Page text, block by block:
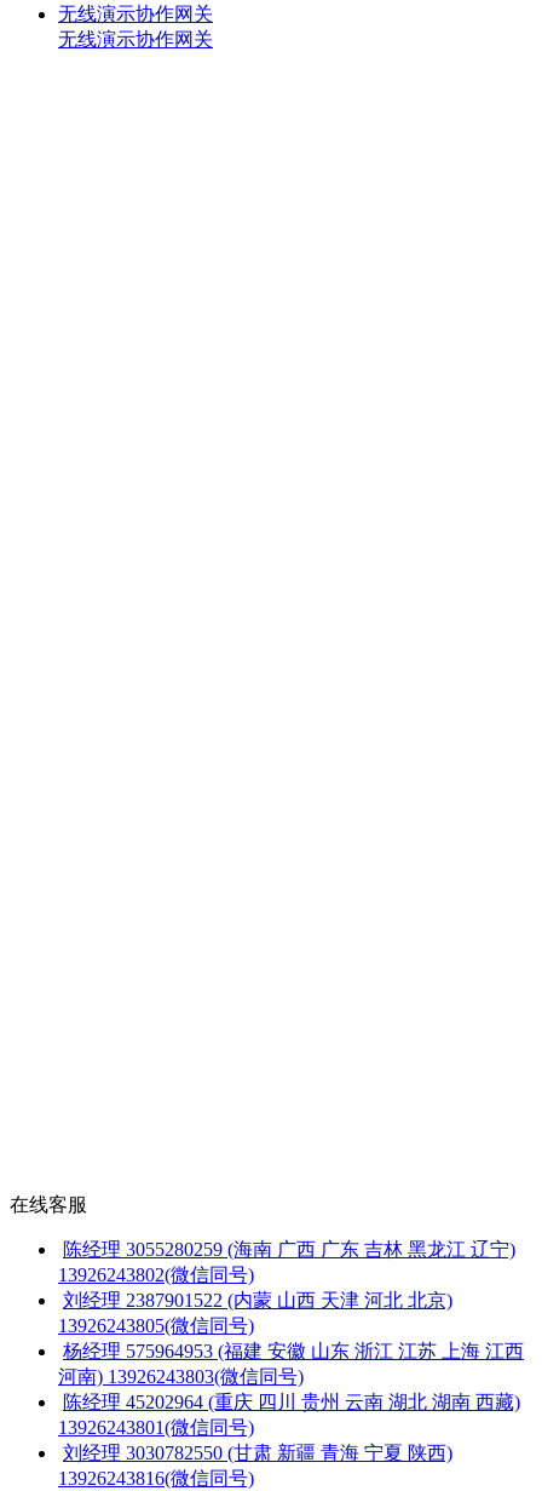
无线演示协作网关
无线演示协作网关
在线客服
陈经理 3055280259 (海南 广西 广东 吉林 黑龙江 辽宁)
13926243802(微信同号)
刘经理 2387901522 (内蒙 山西 天津 河北 北京)
13926243805(微信同号)
杨经理 575964953 (福建 安徽 山东 浙江 江苏 上海 江西
河南) 13926243803(微信同号)
陈经理 45202964 (重庆 四川 贵州 云南 湖北 湖南 西藏)
13926243801(微信同号)
刘经理 3030782550 (甘肃 新疆 青海 宁夏 陕西)
13926243816(微信同号)